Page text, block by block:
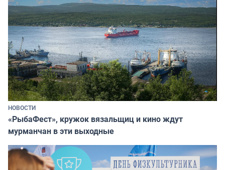
НОВОСТИ
«РыбаФест», кружок вязальщиц и кино ждут
мурманчан в эти выходные